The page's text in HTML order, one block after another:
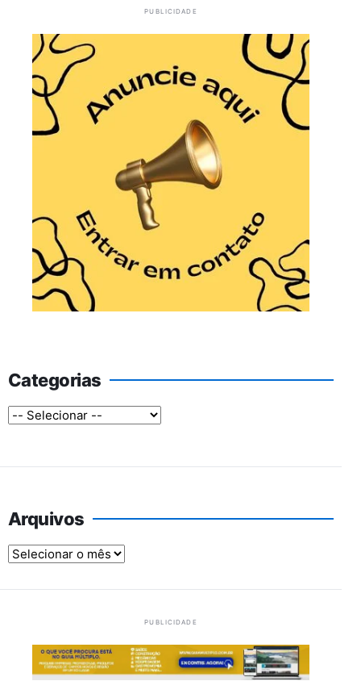
PUBLICIDADE
Categorias
Arquivos
Arquivos
PUBLICIDADE